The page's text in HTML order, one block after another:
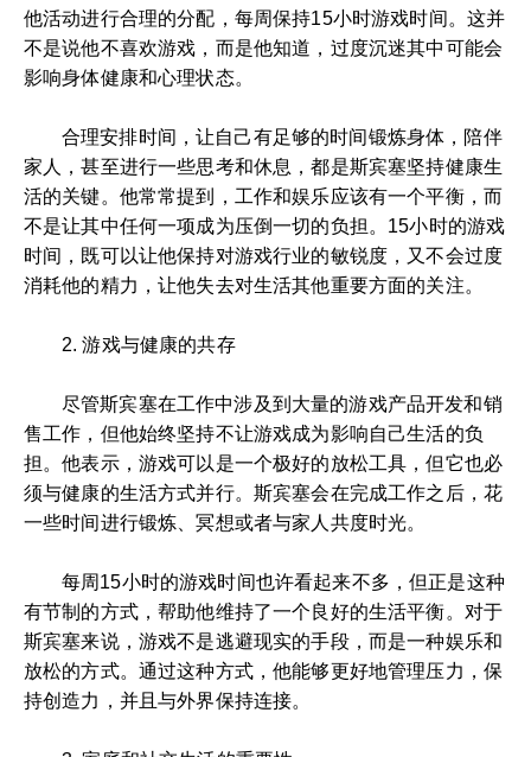
他活动进行合理的分配，每周保持15小时游戏时间。这并
不是说他不喜欢游戏，而是他知道，过度沉迷其中可能会
影响身体健康和心理状态。
合理安排时间，让自己有足够的时间锻炼身体，陪伴
家人，甚至进行一些思考和休息，都是斯宾塞坚持健康生
活的关键。他常常提到，工作和娱乐应该有一个平衡，而
不是让其中任何一项成为压倒一切的负担。15小时的游戏
时间，既可以让他保持对游戏行业的敏锐度，又不会过度
消耗他的精力，让他失去对生活其他重要方面的关注。
2. 游戏与健康的共存
尽管斯宾塞在工作中涉及到大量的游戏产品开发和销
售工作，但他始终坚持不让游戏成为影响自己生活的负
担。他表示，游戏可以是一个极好的放松工具，但它也必
须与健康的生活方式并行。斯宾塞会在完成工作之后，花
一些时间进行锻炼、冥想或者与家人共度时光。
每周15小时的游戏时间也许看起来不多，但正是这种
有节制的方式，帮助他维持了一个良好的生活平衡。对于
斯宾塞来说，游戏不是逃避现实的手段，而是一种娱乐和
放松的方式。通过这种方式，他能够更好地管理压力，保
持创造力，并且与外界保持连接。